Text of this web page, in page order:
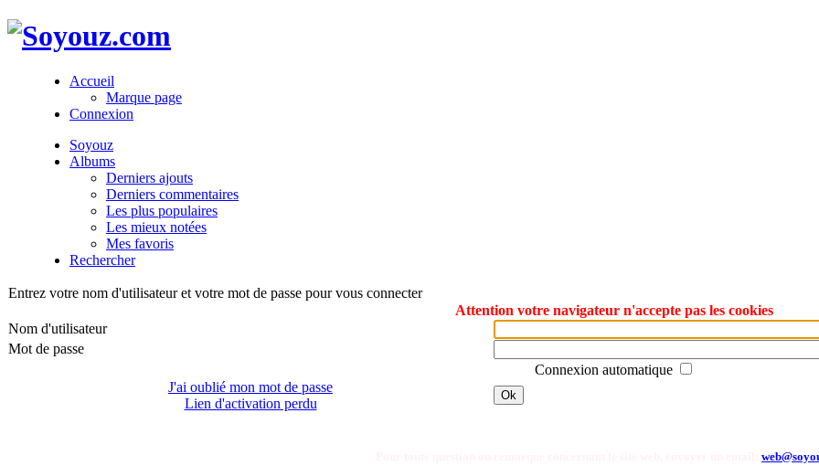
Accueil
Marque page
Connexion
Soyouz
Albums
Derniers ajouts
Derniers commentaires
Les plus populaires
Les mieux notées
Mes favoris
Rechercher
Entrez votre nom d'utilisateur et votre mot de passe pour vous connecter
Attention votre navigateur n'accepte pas les cookies
Nom d'utilisateur
Mot de passe
Connexion automatique
J'ai oublié mon mot de passe
Lien d'activation perdu
Ok